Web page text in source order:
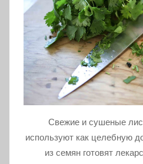
Свежие и сушеные
используют как целебную
из семян готовят